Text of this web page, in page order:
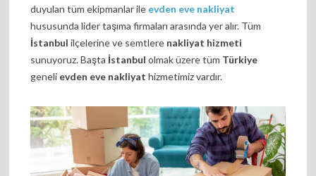
duyulan tüm ekipmanlar ile evden eve nakliyat
hususunda lider taşıma firmaları arasında yer alır. Tüm
İstanbul ilçelerine ve semtlere nakliyat hizmeti
sunuyoruz. Başta İstanbul olmak üzere tüm Türkiye
geneli evden eve nakliyat hizmetimiz vardır.